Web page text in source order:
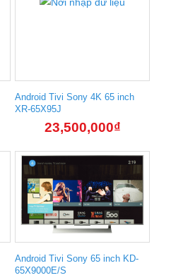
Android Tivi Sony 4K 65 inch
XR-65X95J
23,500,000₫
Android Tivi Sony 65 inch KD-
65X9000E/S